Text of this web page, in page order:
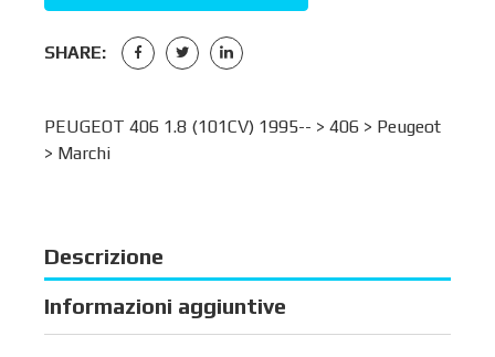
SHARE:
PEUGEOT 406 1.8 (101CV) 1995-- > 406 > Peugeot
> Marchi
Descrizione
Informazioni aggiuntive